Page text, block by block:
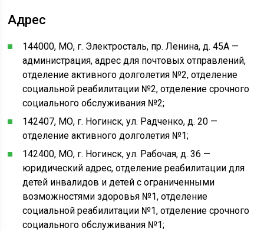
Адрес
144000, МО, г. Электросталь, пр. Ленина, д. 45А —
администрация, адрес для почтовых отправлений,
отделение активного долголетия №2, отделение
социальной реабилитации №2, отделение срочного
социального обслуживания №2;
142407, МО, г. Ногинск, ул. Радченко, д. 20 —
отделение активного долголетия №1;
142400, МО, г. Ногинск, ул. Рабочая, д. 36 —
юридический адрес, отделение реабилитации для
детей инвалидов и детей с ограниченными
возможностями здоровья №1, отделение
социальной реабилитации №1, отделение срочного
социального обслуживания №1;